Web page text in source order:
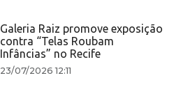
Galeria Raiz promove exposição
contra “Telas Roubam
Infâncias” no Recife
23/07/2026 12:11